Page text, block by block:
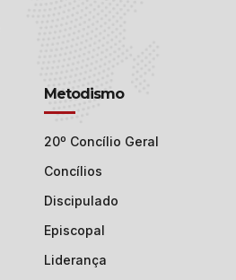
Metodismo
20º Concílio Geral
Concílios
Discipulado
Episcopal
Liderança